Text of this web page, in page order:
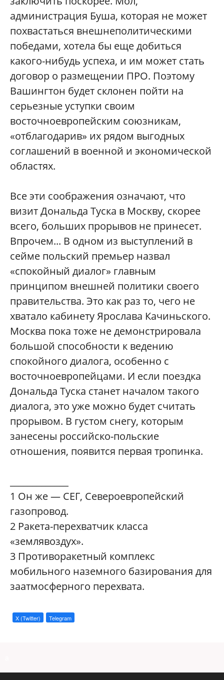
администрация Буша, которая не может
похвастаться внешнеполитическими
победами, хотела бы еще добиться
какого-нибудь успеха, и им может стать
договор о размещении ПРО. Поэтому
Вашингтон будет склонен пойти на
серьезные уступки своим
восточноевропейским союзникам,
«отблагодарив» их рядом выгодных
соглашений в военной и экономической
областях.
Все эти соображения означают, что
визит Дональда Туска в Москву, скорее
всего, больших прорывов не принесет.
Впрочем... В одном из выступлений в
сейме польский премьер назвал
«спокойный диалог» главным
принципом внешней политики своего
правительства. Это как раз то, чего не
хватало кабинету Ярослава Качиньского.
Москва пока тоже не демонстрировала
большой способности к ведению
спокойного диалога, особенно с
восточноевропейцами. И если поездка
Дональда Туска станет началом такого
диалога, это уже можно будет считать
прорывом. В густом снегу, которым
занесены российско-польские
отношения, появится первая тропинка.
1 Он же — СЕГ, Североевропейский
газопровод.
2 Ракета-перехватчик класса
«землявоздух».
3 Противоракетный комплекс
мобильного наземного базирования для
заатмосферного перехвата.
X (Twitter) Telegram